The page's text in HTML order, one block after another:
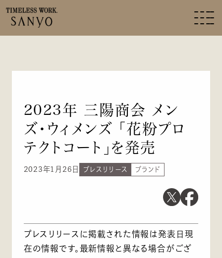
2023年 三陽商会 メン
ズ・ウィメンズ 「花粉プロ
テクトコート」を発売
2023年1月26日 プレスリリース ブランド
プレスリリースに掲載された情報は発表日現
在の情報です。最新情報と異なる場合がござ